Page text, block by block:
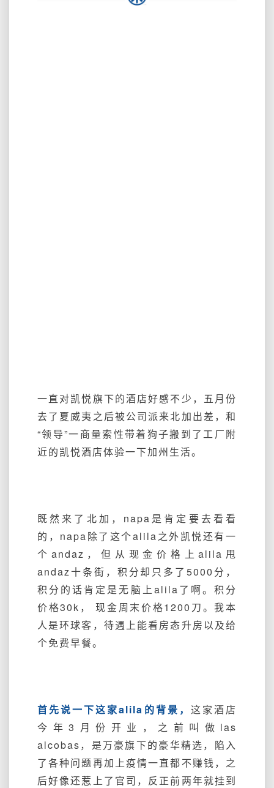
住
一直对凯悦旗下的酒店好感不少，五月份
去了夏威夷之后被公司派来北加出差，和
“领导”一商量索性带着狗子搬到了工厂附
近的凯悦酒店体验一下加州生活。
既然来了北加，napa是肯定要去看看
的，napa除了这个alila之外凯悦还有一
个andaz，但从现金价格上alila甩
andaz十条街，积分却只多了5000分，
积分的话肯定是无脑上alila了啊。积分
价格30k， 现金周末价格1200刀。我本
人是环球客，待遇上能看房态升房以及给
个免费早餐。
首先说一下这家alila的背景， 这家酒店
今年3月份开业，之前叫做las
alcobas，是万豪旗下的豪华精选，陷入
了各种问题再加上疫情一直都不赚钱，之
后好像还惹上了官司，反正前两年就挂到